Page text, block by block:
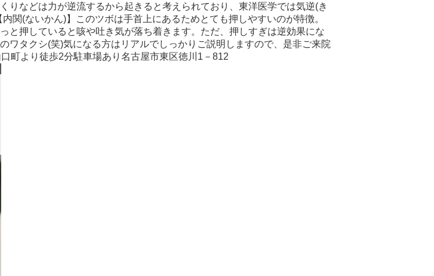
りなどは力が逆流するから起きると考えられており、東洋医学では気逆(き
関(ないかん)】このツボは手首上にあるためとても押しやすいのが特徴。
と押していると咳や吐き気が落ち着きます。ただ、押しすぎは逆効果にな
ワタクシ(笑)気になる方はリアルでしっかりご説明しますので、是非ご来院
町より徒歩2分駐車場あり名古屋市東区徳川1－812